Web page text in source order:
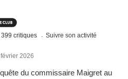
399 critiques Suivre son activité
2026
du commissaire Maigret au